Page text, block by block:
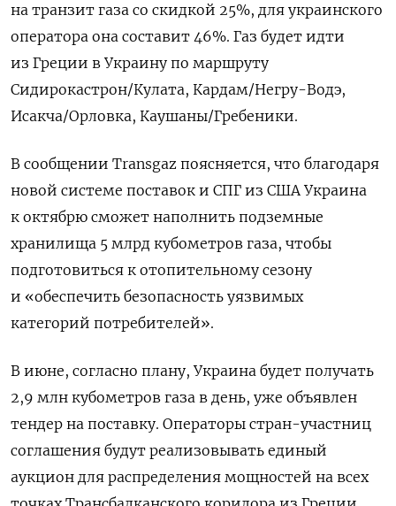
на транзит газа со скидкой 25%, для украинского
оператора она составит 46%. Газ будет идти
из Греции в Украину по маршруту
Сидирокастрон/Кулата, Кардам/Негру-Водэ,
Исакча/Орловка, Каушаны/Гребеники.
В сообщении Transgaz поясняется, что благодаря
новой системе поставок и СПГ из США Украина
к октябрю сможет наполнить подземные
хранилища 5 млрд кубометров газа, чтобы
подготовиться к отопительному сезону
и «обеспечить безопасность уязвимых
категорий потребителей».
В июне, согласно плану, Украина будет получать
2,9 млн кубометров газа в день, уже объявлен
тендер на поставку. Операторы стран-участниц
соглашения будут реализовывать единый
аукцион для распределения мощностей на всех